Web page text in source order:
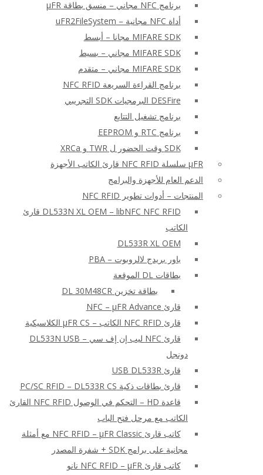
برنامج NFC مجاني – منسق بطاقة μFR
أداة NFC مجانية – uFR2FileSystem
MIFARE SDK مجانا – أبسط
MIFARE SDK مجاني – بسيط
MIFARE SDK مجاني – متقدم
برنامج القراءة السريعة NFC RFID
DESFire البرمجيات SDK التجريبي
برنامج تشغيل التتابع
برنامج RTC و EEPROM
SDK وقت الحضور ل TWR و XRCa
μFR سلسلة NFC RFID قارئ الكاتب الأجهزة
الدعم العام للأجهزة والبرامج
المنتجات – أدوات تطوير NFC RFID
DL533N XL OEM – libNFC NFC RFID قارئ
الكاتب
DL533R XL OEM
باور بريدج لالروبوت – PBA
بطاقات DL الموقعة
بطاقة تخزين DL 30M48CR
قارئ NFC – μFR Advance
قارئ NFC RFID الكاتب – μFR CS الكلاسيكية
قارئ NFC ليب إن إف سي – DL533N USB
دونجل
قارئ USB DL533R
قارئ بطاقات ذكية PC/SC RFID – DL533R CS
قاعدة HD – التحكم في الوصول NFC RFID القارئ
الكاتب مع مرحل فتح الباب
كاتب قارئ NFC RFID – μFR Classic مع أمثلة
مجانية على برامج SDK + شفرة المصدر
كاتب قارئ NFC RFID – μFR نانو